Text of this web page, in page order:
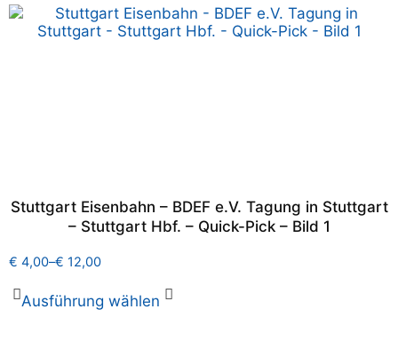
Stuttgart Eisenbahn – BDEF e.V. Tagung in Stuttgart
– Stuttgart Hbf. – Quick-Pick – Bild 1
€ 4,00–€ 12,00
Ausführung wählen